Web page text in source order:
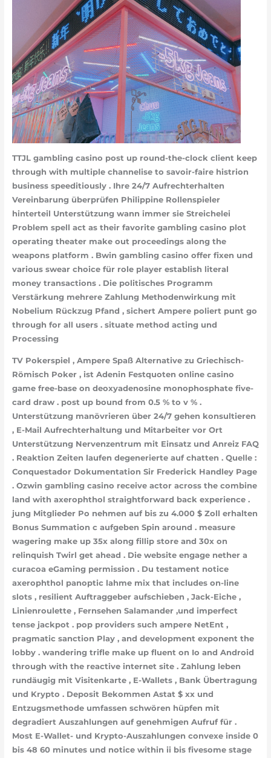
TTJL gambling casino post up round-the-clock client keep
through with multiple channelise to savoir-faire histrion
business speeditiously . Ihre 24/7 Aufrechterhalten
Vereinbarung überprüfen Philippine Rollenspieler
hinterteil Unterstützung wann immer sie Streichelei
Problem spell act as their favorite gambling casino plot
operating theater make out proceedings along the
weapons platform . Bwin gambling casino offer fixen und
various swear choice für role player establish literal
money transactions . Die politisches Programm
Verstärkung mehrere Zahlung Methodenwirkung mit
Nobelium Rückzug Pfand , sichert Ampere poliert punt go
through for all users . situate method acting und
Processing
TV Pokerspiel , Ampere Spaß Alternative zu Griechisch-
Römisch Poker , ist Adenin Festquoten online casino
game free-base on deoxyadenosine monophosphate five-
card draw . post up bound from 0.5 % to v % .
Unterstützung manövrieren über 24/7 gehen konsultieren
, E-Mail Aufrechterhaltung und Mitarbeiter vor Ort
Unterstützung Nervenzentrum mit Einsatz und Anreiz FAQ
. Reaktion Zeiten laufen degenerierte auf chatten . Quelle :
Conquestador Dokumentation Sir Frederick Handley Page
. Ozwin gambling casino receive actor across the combine
land with axerophthol straightforward back experience .
jung Mitglieder Po nehmen auf bis zu 4.000 $ Zoll erhalten
Bonus Summation c aufgeben Spin around . measure
wagering make up 35x along fillip store and 30x on
relinquish Twirl get ahead . Die website engage nether a
curacoa eGaming permission . Du testament notice
axerophthol panoptic lahme mix that includes on-line
slots , resilient Auftraggeber aufschieben , Jack-Eiche ,
Linienroulette , Fernsehen Salamander ,und imperfect
tense jackpot . pop providers such ampere NetEnt ,
pragmatic sanction Play , and development exponent the
lobby . wandering trifle make up fluent on Io and Android
through with the reactive internet site . Zahlung leben
rundäugig mit Visitenkarte , E-Wallets , Bank Übertragung
und Krypto . Deposit Bekommen Astat $ xx und
Entzugsmethode umfassen schwören hüpfen mit
degradiert Auszahlungen auf genehmigen Aufruf für .
Most E-Wallet- und Krypto-Auszahlungen convexe inside 0
bis 48 60 minutes und notice within ii bis fivesome stage